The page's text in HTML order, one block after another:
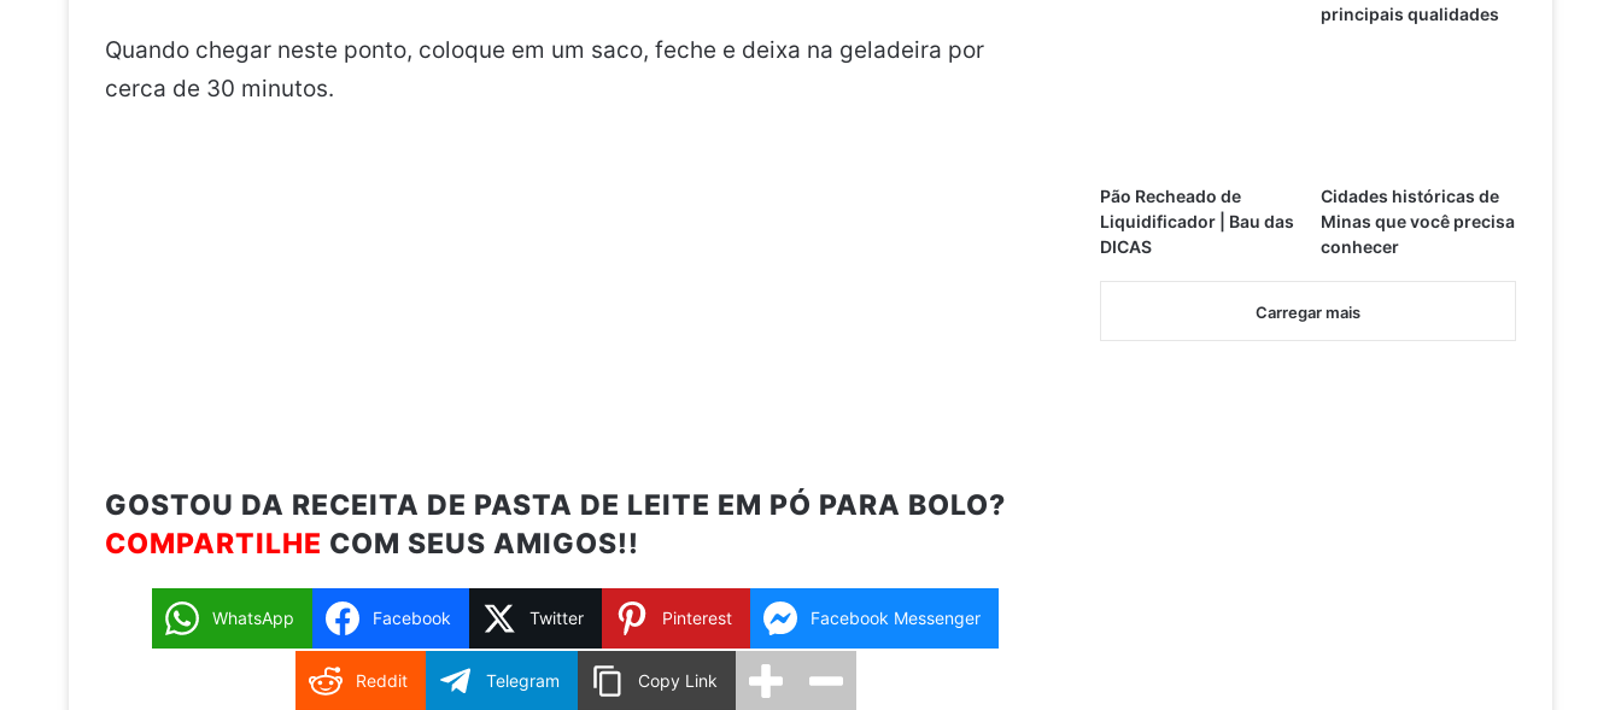
Quando chegar neste ponto, coloque em um saco, feche e deixa na geladeira por
cerca de 30 minutos.
GOSTOU DA RECEITA DE PASTA DE LEITE EM PÓ PARA BOLO?
COMPARTILHE COM SEUS AMIGOS!!
WhatsApp Facebook Twitter Pinterest Facebook Messenger
Reddit Telegram Copy Link
principais qualidades
Pão Recheado de
Liquidificador | Bau das
DICAS
Cidades históricas de
Minas que você precisa
conhecer
Carregar mais